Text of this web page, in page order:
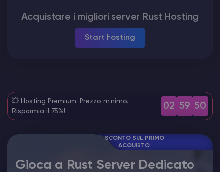
Hosting di Server ARK
Acquistare i migliori server Rust Hosting
Start hosting
💥 Hosting Premium. Prezzo minimo.
Risparmia il 75%!
02 59 49
SCONTO SUL PRIMO
ACQUISTO
Gioca a Rust Server Dedicato